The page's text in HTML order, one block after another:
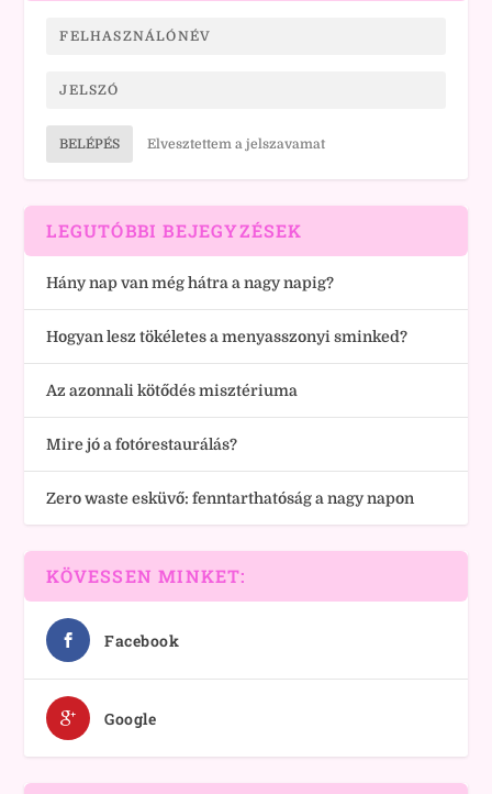
BELÉPÉS Elvesztettem a jelszavamat
LEGUTÓBBI BEJEGYZÉSEK
Hány nap van még hátra a nagy napig?
Hogyan lesz tökéletes a menyasszonyi sminked?
Az azonnali kötődés misztériuma
Mire jó a fotórestaurálás?
Zero waste esküvő: fenntarthatóság a nagy napon
KÖVESSEN MINKET:
Facebook
Google